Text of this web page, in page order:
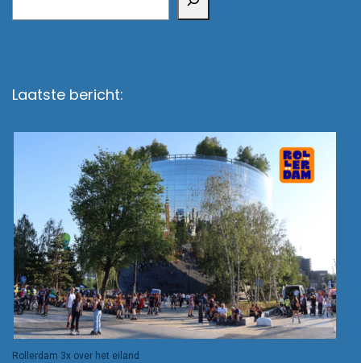
Laatste bericht:
Rollerdam 3x over het eiland